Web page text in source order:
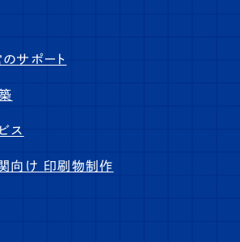
サポート
ス
向け 印刷物制作